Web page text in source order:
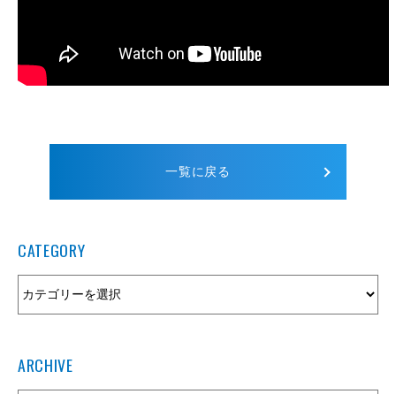
一覧に戻る
CATEGORY
ARCHIVE